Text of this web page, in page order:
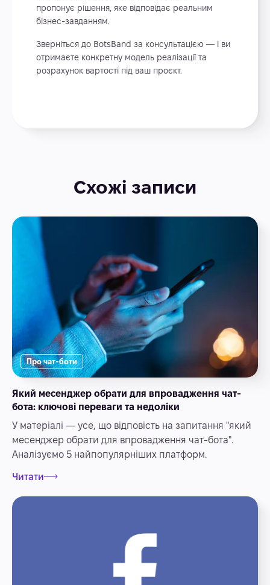
пропонує рішення, яке відповідає реальним
бізнес-завданням.
Зверніться до BotsBand за консультацією — і ви
отримаєте конкретну модель реалізації та
розрахунок вартості під ваш проєкт.
Схожі записи
Про чат-боти
Який месенджер обрати для впровадження чат-
бота: ключові переваги та недоліки
У матеріалі — усе, що відповість на запитання "який
месенджер обрати для впровадження чат-бота".
Аналізуємо 5 найпопулярніших платформ.
Читати